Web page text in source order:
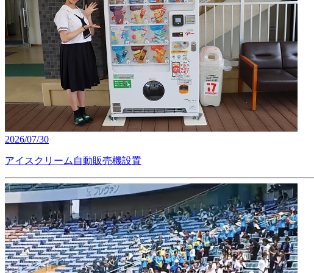
2026/07/30
アイスクリーム自動販売機設置